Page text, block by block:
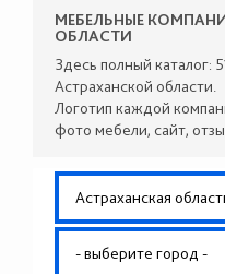
МЕБЕЛЬНЫЕ
ОБЛАСТИ
Здесь полный каталог:
Астраханской области.
Логотип каждой
фото мебели, сайт,
Астраханская
- выберите город -